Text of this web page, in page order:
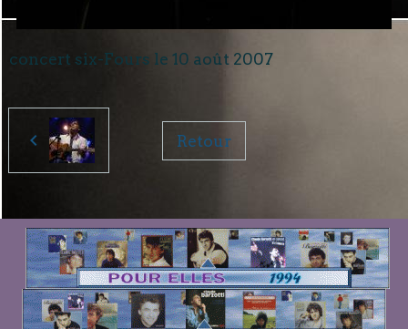
concert six-Fours le 10 août 2007
Retour